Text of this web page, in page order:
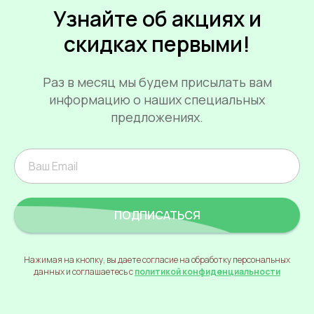
Узнайте об акциях и
скидках первыми!
Раз в месяц мы будем присылать вам
информацию о наших специальных
предложениях.
ПОДПИСАТЬСЯ
Нажимая на кнопку, вы даете согласие на обработку персональных
данных и соглашаетесь сполитикой конфиденциальности